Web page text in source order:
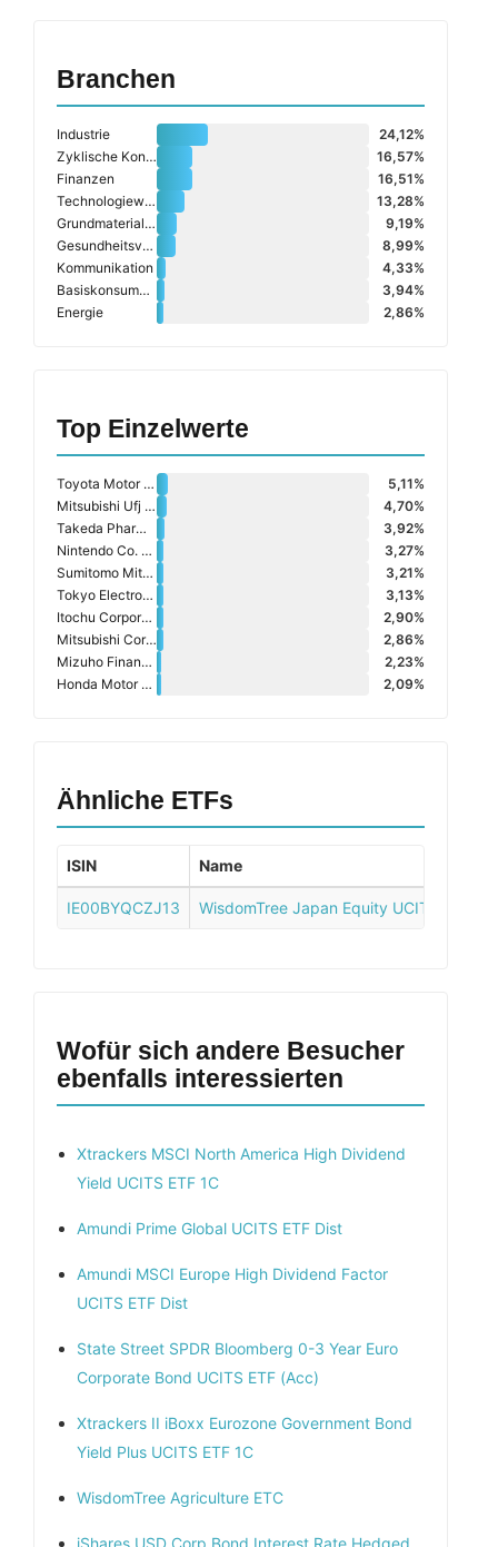
Branchen
Industrie
24,12%
Zyklische Konsumgüter
16,57%
Finanzen
16,51%
Technologiewerte
13,28%
Grundmaterialien
9,19%
Gesundheitsversorgung
8,99%
Kommunikation
4,33%
Basiskonsumgüter
3,94%
Energie
2,86%
Top Einzelwerte
Toyota Motor Corp.
5,11%
Mitsubishi Ufj Financial Group Inc.
4,70%
Takeda Pharmaceutical Co. Ltd.
3,92%
Nintendo Co. Ltd.
3,27%
Sumitomo Mitsui Financial Group Inc.
3,21%
Tokyo Electron Ltd.
3,13%
Itochu Corporation
2,90%
Mitsubishi Corporation
2,86%
Mizuho Financial Group Inc.
2,23%
Honda Motor Co. Ltd.
2,09%
Ähnliche ETFs
ISIN Name
IE00BYQCZJ13 WisdomTree Japan Equity UCITS ETF -
Wofür sich andere Besucher
ebenfalls interessierten
Xtrackers MSCI North America High Dividend
Yield UCITS ETF 1C
Amundi Prime Global UCITS ETF Dist
Amundi MSCI Europe High Dividend Factor
UCITS ETF Dist
State Street SPDR Bloomberg 0-3 Year Euro
Corporate Bond UCITS ETF (Acc)
Xtrackers II iBoxx Eurozone Government Bond
Yield Plus UCITS ETF 1C
WisdomTree Agriculture ETC
iShares USD Corp Bond Interest Rate Hedged